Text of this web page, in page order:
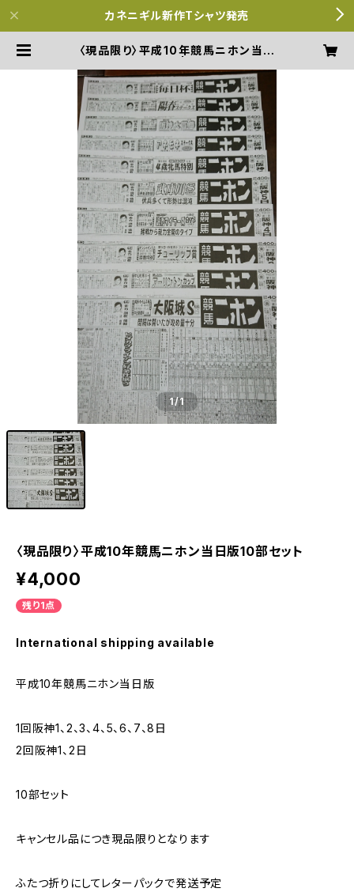
カネニギル新作Tシャツ発売
〈現品限り〉平成10年競馬ニホン当日
1/1
〈現品限り〉平成10年競馬ニホン当日版10部セット
¥4,000
残り1点
International shipping available
平成10年競馬ニホン当日版
1回阪神1、2、3、4、5、6、7、8日
2回阪神1、2日
10部セット
キャンセル品につき現品限りとなります
ふたつ折りにしてレターパックで発送予定